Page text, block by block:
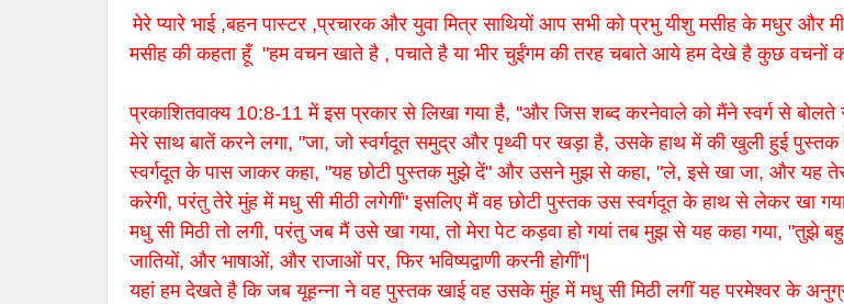
मेरे प्यारे भाई ,बहन पास्टर ,प्रचारक और युवा मित्र साथियों आप सभी को प्रभु यीशु मसीह के मधुर और
मसीह की कहता हूँ "हम वचन खाते है , पचाते है या भीर चुईंगम की तरह चबाते आये हम देखे है कुछ वचनों
प्रकाशितवाक्य 10:8-11 में इस प्रकार से लिखा गया है, ''और जिस शब्द करनेवाले को मैंने स्वर्ग से बोलते
मेरे साथ बातें करने लगा, "जा, जो स्वर्गदूत समुद्र और पृथ्वी पर खड़ा है, उसके हाथ में की खुली हुई
स्वर्गदूत के पास जाकर कहा, "यह छोटी पुस्तक मुझे दें" और उसने मुझ से कहा, "ले, इसे खा जा, और यह
करेगी, परंतु तेरे मुंह में मधु सी मीठी लगेगीं" इसलिए मैं वह छोटी पुस्तक उस स्वर्गदूत के हाथ से लेकर खा
मधु सी मिठी तो लगी, परंतु जब मैं उसे खा गया, तो मेरा पेट कड़वा हो गयां तब मुझ से यह कहा गया, "तुझे
जातियों, और भाषाओं, और राजाओं पर, फिर भविष्यद्वाणी करनी होगीं"|
यहां हम देखते है कि जब यूहन्ना ने वह पुस्तक खाई वह उसके मुंह में मधु सी मिठी लगीं यह परमेश्वर के